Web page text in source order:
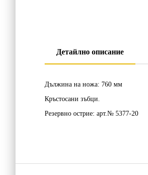
Детайлно описание
Дължина на ножа: 760 мм
Кръстосани зъбци.
Резервно острие: арт.№ 5377-20